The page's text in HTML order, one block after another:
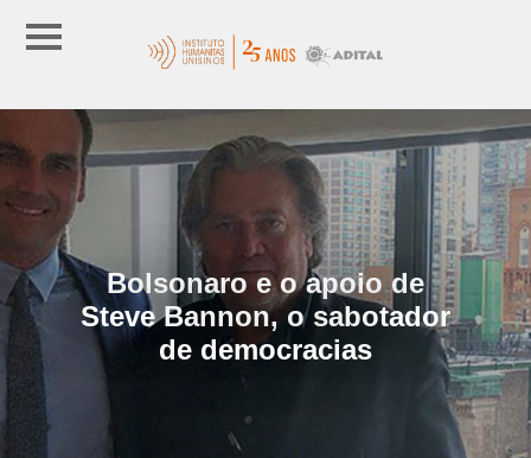
Bolsonaro e o apoio de
Steve Bannon, o sabotador
de democracias